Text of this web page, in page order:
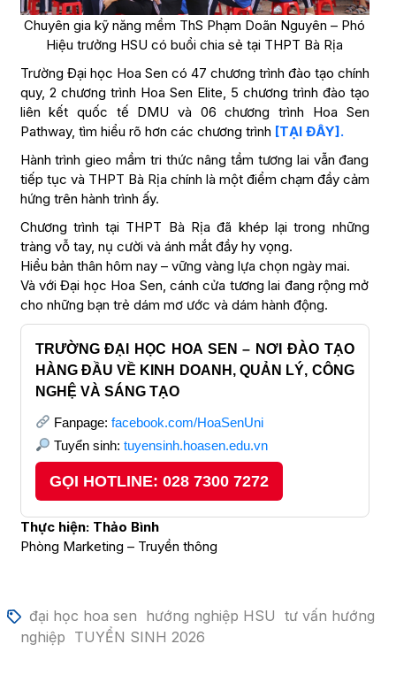
Chuyên gia kỹ năng mềm ThS Phạm Doãn Nguyên – Phó
Hiệu trưởng HSU có buổi chia sẻ tại THPT Bà Rịa
Trường Đại học Hoa Sen có 47 chương trình đào tạo chính
quy, 2 chương trình Hoa Sen Elite, 5 chương trình đào tạo
liên kết quốc tế DMU và 06 chương trình Hoa Sen
Pathway, tìm hiểu rõ hơn các chương trình [TẠI ĐÂY].
Hành trình gieo mầm tri thức nâng tầm tương lai vẫn đang
tiếp tục và THPT Bà Rịa chính là một điểm chạm đầy cảm
hứng trên hành trình ấy.
Chương trình tại THPT Bà Rịa đã khép lại trong những
tràng vỗ tay, nụ cười và ánh mắt đầy hy vọng.
Hiểu bản thân hôm nay – vững vàng lựa chọn ngày mai.
Và với Đại học Hoa Sen, cánh cửa tương lai đang rộng mở
cho những bạn trẻ dám mơ ước và dám hành động.
TRƯỜNG ĐẠI HỌC HOA SEN – NƠI ĐÀO TẠO
HÀNG ĐẦU VỀ KINH DOANH, QUẢN LÝ, CÔNG
NGHỆ VÀ SÁNG TẠO
Fanpage: facebook.com/HoaSenUni
Tuyển sinh: tuyensinh.hoasen.edu.vn
GỌI HOTLINE: 028 7300 7272
Thực hiện: Thảo Bình
Phòng Marketing – Truyền thông
đại học hoa sen hướng nghiệp HSU tư vấn hướng
nghiệp TUYỂN SINH 2026